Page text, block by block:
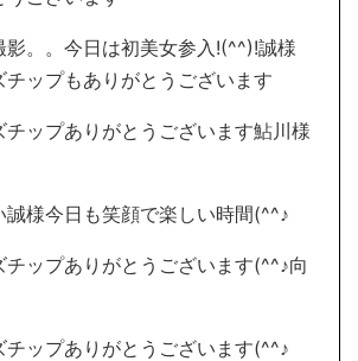
影。。今日は初美女参入!(^^)!誠様
チップもありがとうございます
チップありがとうございます鮎川様
誠様今日も笑顔で楽しい時間(^^♪
チップありがとうございます(^^♪向
チップありがとうございます(^^♪